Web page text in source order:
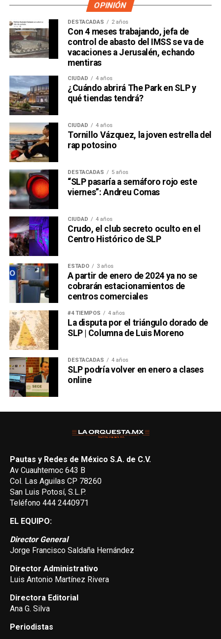
OPINIÓN
DESTACADAS 2 años
Con 4 meses trabajando, jefa de
control de abasto del IMSS se va de
vacaciones a Jerusalén, echando
mentiras
CIUDAD 4 años
¿Cuándo abrirá The Park en SLP y
qué tiendas tendrá?
CIUDAD 4 años
Tornillo Vázquez, la joven estrella del
rap potosino
DESTACADAS 5 años
“SLP pasaría a semáforo rojo este
viernes”: Andreu Comas
CIUDAD 4 años
Crudo, el club secreto oculto en el
Centro Histórico de SLP
ESTADO 3 años
A partir de enero de 2024 ya no se
cobrarán estacionamientos de
centros comerciales
#4 TIEMPOS 4 años
La disputa por el triángulo dorado de
SLP | Columna de Luis Moreno
DESTACADAS 4 años
SLP podría volver en enero a clases
online
Pautas y Redes de México S.A. de C.V.
Av Cuauhtemoc 643 B
Col. Las Aguilas CP 78260
San Luis Potosí, S.L.P.
Teléfono 444 2440971
EL EQUIPO:
Director General
Jorge Francisco Saldaña Hernández
Director Administrativo
Luis Antonio Martínez Rivera
Directora Editorial
Ana G. Silva
Periodistas